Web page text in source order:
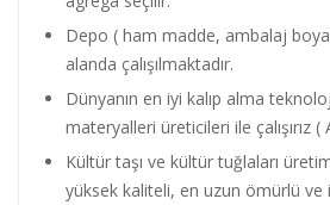
Depo ( ham madde, ambalaj boya
alanda çalışılmaktadır.
Dünyanın en iyi kalıp alma
materyalleri üreticileri ile çalışırız
Kültür taşı ve kültür tuğlaları
yüksek kaliteli, en uzun ömürlü ve